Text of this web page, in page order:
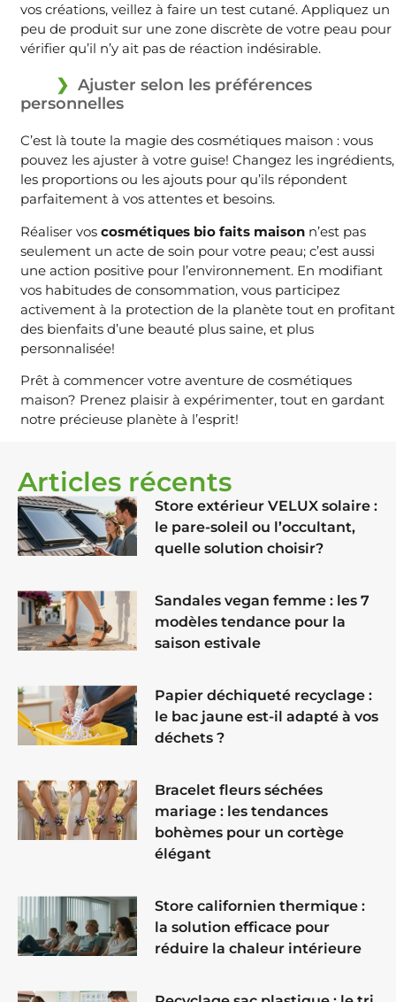
Articles récents
Store extérieur VELUX solaire :
le pare-soleil ou l’occultant,
quelle solution choisir?
Sandales vegan femme : les 7
modèles tendance pour la
saison estivale
Papier déchiqueté recyclage :
le bac jaune est-il adapté à vos
déchets ?
Bracelet fleurs séchées
mariage : les tendances
bohèmes pour un cortège
élégant
Store californien thermique :
la solution efficace pour
réduire la chaleur intérieure
vos créations, veillez à faire un test cutané. Appliquez un
peu de produit sur une zone discrète de votre peau pour
vérifier qu’il n’y ait pas de réaction indésirable.
Ajuster selon les préférences
personnelles
C’est là toute la magie des cosmétiques maison : vous
pouvez les ajuster à votre guise! Changez les ingrédients,
les proportions ou les ajouts pour qu’ils répondent
parfaitement à vos attentes et besoins.
Réaliser vos cosmétiques bio faits maison n’est pas
seulement un acte de soin pour votre peau; c’est aussi
une action positive pour l’environnement. En modifiant
vos habitudes de consommation, vous participez
activement à la protection de la planète tout en profitant
des bienfaits d’une beauté plus saine, et plus
personnalisée!
Prêt à commencer votre aventure de cosmétiques
maison? Prenez plaisir à expérimenter, tout en gardant
notre précieuse planète à l’esprit!